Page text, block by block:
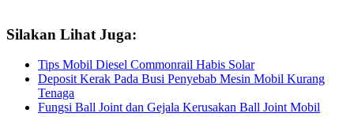
Silakan Lihat Juga:
Tips Mobil Diesel Commonrail Habis Solar
Deposit Kerak Pada Busi Penyebab Mesin Mobil Kurang
Tenaga
Fungsi Ball Joint dan Gejala Kerusakan Ball Joint Mobil